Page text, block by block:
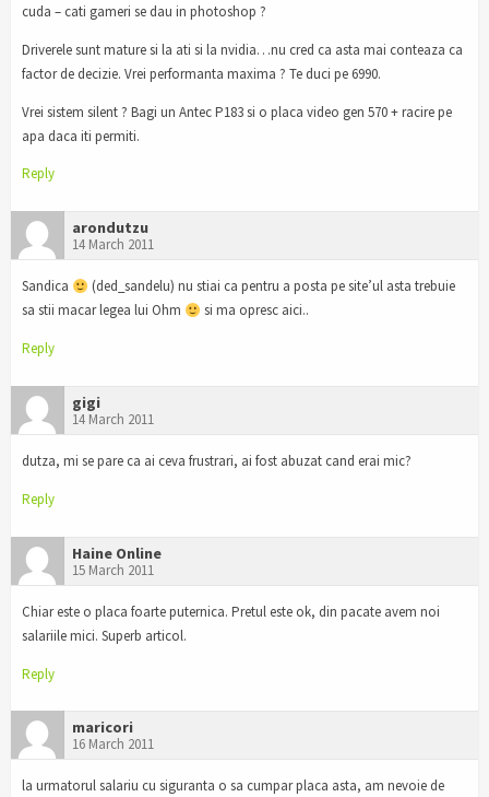
cuda – cati gameri se dau in photoshop ?
Driverele sunt mature si la ati si la nvidia…nu cred ca asta mai conteaza ca
factor de decizie. Vrei performanta maxima ? Te duci pe 6990.
Vrei sistem silent ? Bagi un Antec P183 si o placa video gen 570 + racire pe
apa daca iti permiti.
Reply
arondutzu
14 March 2011
Sandica
(ded_sandelu) nu stiai ca pentru a posta pe site’ul asta trebuie
sa stii macar legea lui Ohm
si ma opresc aici..
Reply
gigi
14 March 2011
dutza, mi se pare ca ai ceva frustrari, ai fost abuzat cand erai mic?
Reply
Haine Online
15 March 2011
Chiar este o placa foarte puternica. Pretul este ok, din pacate avem noi
salariile mici. Superb articol.
Reply
maricori
16 March 2011
la urmatorul salariu cu siguranta o sa cumpar placa asta, am nevoie de